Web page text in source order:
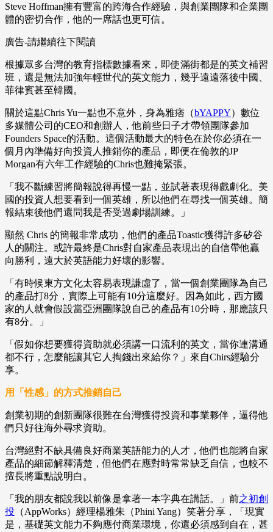
Steve Hoffman擁有豐富的跨海合作經驗，與創業團隊和企業團
體的密切合作，他的一席話也更可信。
廣告-請繼續往下閱讀
根據眾多台灣的教育指標數據看來，即使滿街都是的英文補習
班，還是無法加強年輕世代的英文能力，幾乎遠遠落後中國、
菲律賓甚至韓國。
關於這點Chris Yu一點也不意外，身為雅痞（bYAPPY）數位
多媒體公司的CEO和創辦人，他前些日子才帶領團隊參加
Founders Space的活動。這個活動最大的特色在於你必須在一
個月內準備好向投資人推銷你的產品，即便在倫敦的JP
Morgan有六年工作經驗的Chris也難掩緊張。
「我不斷練習將簡報說得再慢一點，並試著表現得戲劇化。美
國的投資人想要看到一個英雄，所以他們在尋找一個英雄。簡
報結束後他們還問我是否受過劇場訓練。」
顯然 Chris 的簡報非常成功，他們的產品Toastic獲得許多矽谷
人的關注。或許最終是Chris對自家產品表現出的自信帶他贏
向勝利，遠大於英語能力好壞的影響。
「有時候東方文化太容易表現謙虛了，當一個創業團隊為自己
的產品打8分，實際上可能有10分這麼好。因為如此，西方國
家的人就會假設當亞洲團隊說自己的產品有10分時，那應該只
有8分。」
「假如你想要獲得資助就必須講一口流利的英文，當你連溝通
都不行，怎麼能讓其它人掏錢出來給你？」來自Chirs經驗分
享。
用「性感」的方式推銷自己
創業初期的創新團隊很難在台灣獲得投資和事業夥伴，逼得他
們只好往海外尋求資助。
台灣絕對不缺具備良好商業英語能力的人才，他們也能將自家
產品的細節解釋清楚，但他們在應對時常常缺乏自信，也較不
擅長將重點說明白。
「我的朋友都說我以前像是拿著一本字典在講話。」前之初創
投 （AppWorks）經理楊雅朱（Phini Yang）笑著分享，「現實
是，基礎英文能力不夠應付商業環境，你還必須感到自在，甚